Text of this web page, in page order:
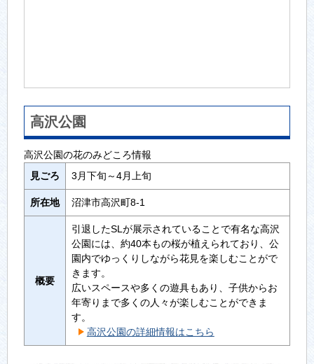
高沢公園
高沢公園の花のみどころ情報
見ごろ
3月下旬～4月上旬
所在地 沼津市高沢町8-1
概要
引退したSLが展示されていることで有名な高沢
公園には、約40本もの桜が植えられており、公
園内でゆっくりしながら花見を楽しむことがで
きます。
広いスペースや多くの遊具もあり、子供からお
年寄りまで多くの人々が楽しむことができま
す。
高沢公園の詳細情報はこちら